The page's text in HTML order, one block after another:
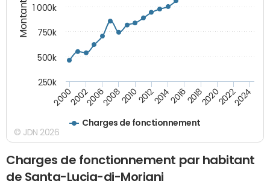
Charges de fonctionnement
200020022006200820102012201420162018202020222024
250k
500k
750k
1 000k
© JDN 2026
Charges de fonctionnement par habitant
de Santa-Lucia-di-Moriani